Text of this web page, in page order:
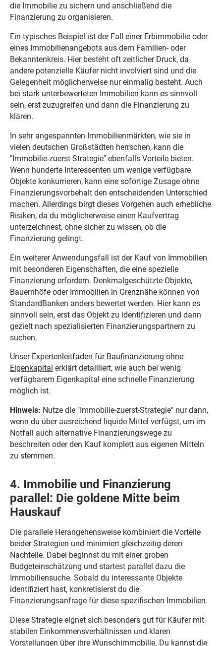
die Immobilie zu sichern und anschließend die
Finanzierung zu organisieren.
Ein typisches Beispiel ist der Fall einer Erbimmobilie oder
eines Immobilienangebots aus dem Familien- oder
Bekanntenkreis. Hier besteht oft zeitlicher Druck, da
andere potenzielle Käufer nicht involviert sind und die
Gelegenheit möglicherweise nur einmalig besteht. Auch
bei stark unterbewerteten Immobilien kann es sinnvoll
sein, erst zuzugreifen und dann die Finanzierung zu
klären.
In sehr angespannten Immobilienmärkten, wie sie in
vielen deutschen Großstädten herrschen, kann die
"Immobilie-zuerst-Strategie" ebenfalls Vorteile bieten.
Wenn hunderte Interessenten um wenige verfügbare
Objekte konkurrieren, kann eine sofortige Zusage ohne
Finanzierungsvorbehalt den entscheidenden Unterschied
machen. Allerdings birgt dieses Vorgehen auch erhebliche
Risiken, da du möglicherweise einen Kaufvertrag
unterzeichnest, ohne sicher zu wissen, ob die
Finanzierung gelingt.
Ein weiterer Anwendungsfall ist der Kauf von Immobilien
mit besonderen Eigenschaften, die eine spezielle
Finanzierung erfordern. Denkmalgeschützte Objekte,
Bauernhöfe oder Immobilien in Grenznähe können von
StandardBanken anders bewertet werden. Hier kann es
sinnvoll sein, erst das Objekt zu identifizieren und dann
gezielt nach spezialisierten Finanzierungspartnern zu
suchen.
Unser Expertenleitfaden für Baufinanzierung ohne
Eigenkapital erklärt detailliert, wie auch bei wenig
verfügbarem Eigenkapital eine schnelle Finanzierung
möglich ist.
Hinweis: Nutze die "Immobilie-zuerst-Strategie" nur dann,
wenn du über ausreichend liquide Mittel verfügst, um im
Notfall auch alternative Finanzierungswege zu
beschreiten oder den Kauf komplett aus eigenen Mitteln
zu stemmen.
4. Immobilie und Finanzierung
parallel: Die goldene Mitte beim
Hauskauf
Die parallele Herangehensweise kombiniert die Vorteile
beider Strategien und minimiert gleichzeitig deren
Nachteile. Dabei beginnst du mit einer groben
Budgeteinschätzung und startest parallel dazu die
Immobiliensuche. Sobald du interessante Objekte
identifiziert hast, konkretisierst du die
Finanzierungsanfrage für diese spezifischen Immobilien.
Diese Strategie eignet sich besonders gut für Käufer mit
stabilen Einkommensverhältnissen und klaren
Vorstellungen über ihre Wunschimmobilie. Du kannst die